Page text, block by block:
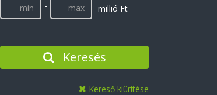
-
millió Ft
Keresés
Kereső kiürítése